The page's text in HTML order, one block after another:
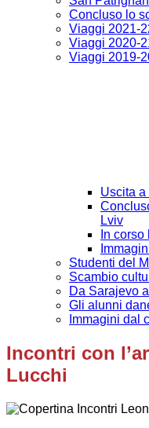
Concluso lo
Viaggi 2021-
Viaggi 2020-
Viaggi 2019-
Uscita
Lviv
In
Studenti del
Scambio
Da Sarajevo
Gli alunni
Immagini dal
Incontri con
Lucchi